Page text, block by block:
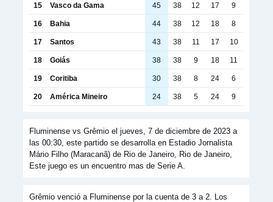
15 Vasco da Gama 45 38 12 17 9
16 Bahia 44 38 12 18 8
17 Santos 43 38 11 17 10
18 Goiás 38 38 9 18 11
19 Coritiba 30 38 8 24 6
20 América Mineiro 24 38 5 24 9
Fluminense vs Grêmio el jueves, 7 de diciembre de 2023 a
las 00:30, este partido se desarrolla en Estadio Jornalista
Mário Filho (Maracanã) de Rio de Janeiro, Rio de Janeiro,
Este juego es un encuentro mas de Serie A.
Grêmio venció a Fluminense por la cuenta de 3 a 2. Los